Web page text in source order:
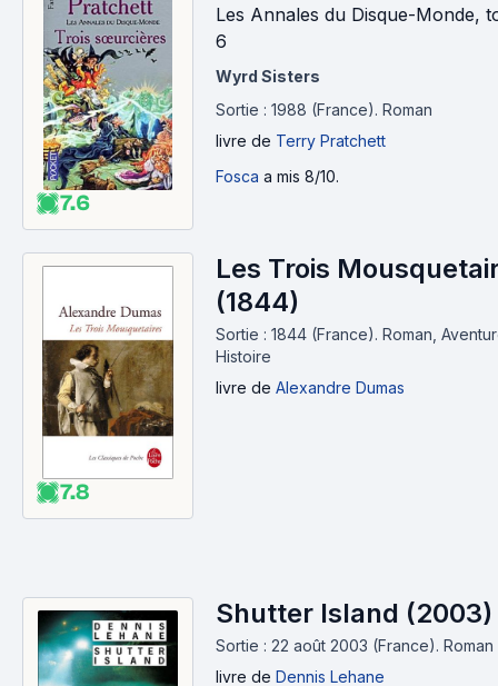
7.6
Les Annales du Disque-Monde,
6
Wyrd Sisters
Sortie : 1988 (France). Roman
livre de Terry Pratchett
Fosca a mis 8/10.
7.8
Les Trois
(1844)
Sortie : 1844 (France). Roman,
Histoire
livre de Alexandre Dumas
Shutter Island (2003)
Sortie : 22 août 2003 (France). Roman
livre de Dennis Lehane